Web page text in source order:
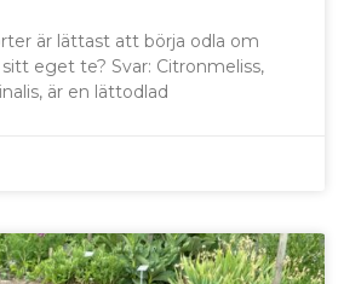
är lättast att börja odla om
eget te? Svar: Citronmeliss,
är en lättodlad